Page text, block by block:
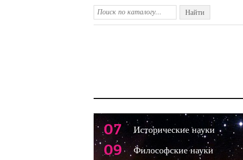
Найти
07 Исторические науки
09 Философские науки